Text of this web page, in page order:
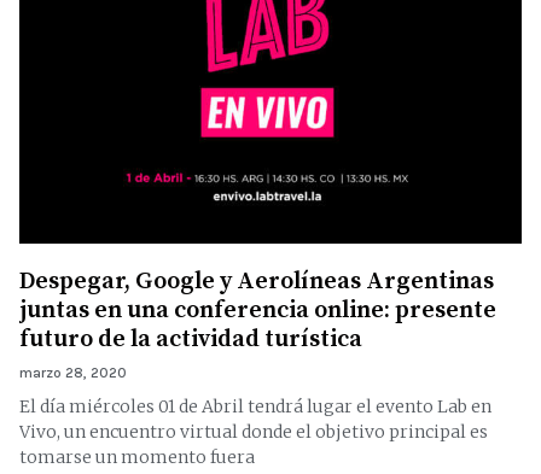
Despegar, Google y Aerolíneas Argentinas
juntas en una conferencia online: presente
futuro de la actividad turística
marzo 28, 2020
El día miércoles 01 de Abril tendrá lugar el evento Lab en
Vivo, un encuentro virtual donde el objetivo principal es
tomarse un momento fuera